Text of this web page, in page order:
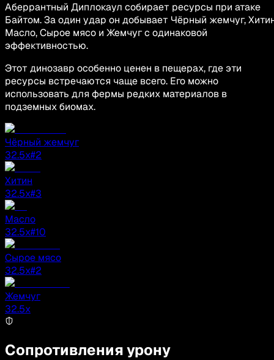
Аберрантный Диплокаул собирает ресурсы при атаке
Байтом. За один удар он добывает Чёрный жемчуг,
Масло, Сырое мясо и Жемчуг с одинаковой
эффективностью.
Этот динозавр особенно ценен в пещерах, где эти
ресурсы встречаются чаще всего. Его можно
использовать для фермы редких материалов в
подземных биомах.
Чёрный жемчуг
32.5x#2
Хитин
32.5x#3
Масло
32.5x#10
Сырое мясо
32.5x#2
Жемчуг
32.5x
Сопротивления урону